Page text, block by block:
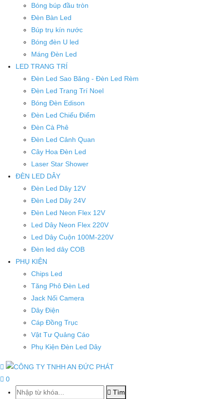
Bóng búp đầu tròn
Đèn Bàn Led
Búp trụ kín nước
Bóng đèn U led
Máng Đèn Led
LED TRANG TRÍ
Đèn Led Sao Băng - Đèn Led Rèm
Đèn Led Trang Trí Noel
Bóng Đèn Edison
Đèn Led Chiếu Điểm
Đèn Cà Phê
Đèn Led Cảnh Quan
Cây Hoa Đèn Led
Laser Star Shower
ĐÈN LED DÂY
Đèn Led Dây 12V
Đèn Led Dây 24V
Đèn Led Neon Flex 12V
Led Dây Neon Flex 220V
Led Dây Cuộn 100M-220V
Đèn led dây COB
PHỤ KIỆN
Chips Led
Tăng Phô Đèn Led
Jack Nối Camera
Dây Điện
Cáp Đồng Trục
Vật Tư Quảng Cáo
Phụ Kiện Đèn Led Dây
0
Tìm